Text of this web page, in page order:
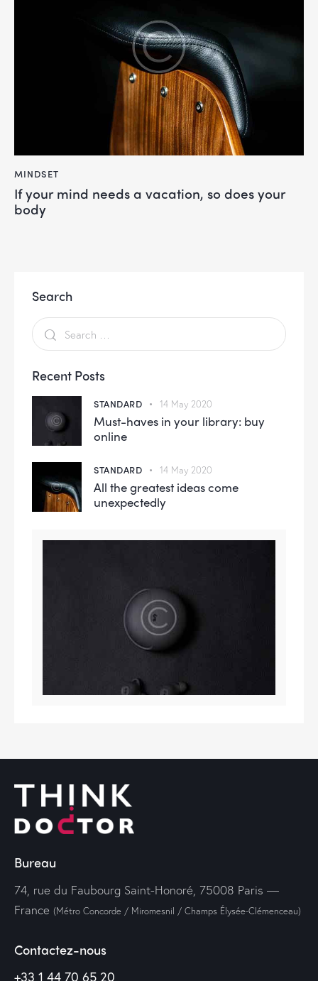
MINDSET
If your mind needs a vacation, so does your
body
Search
Recent Posts
STANDARD 14 May 2020
Must-haves in your library: buy
online
STANDARD 14 May 2020
All the greatest ideas come
unexpectedly
Bureau
74, rue du Faubourg Saint-Honoré, 75008 Paris —
France (Métro Concorde / Miromesnil / Champs Élysée-Clémenceau)
Contactez-nous
+33 1 44 70 65 20